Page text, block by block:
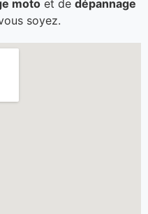
motoet de dépannage
soyez.